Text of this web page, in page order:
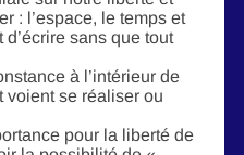
: l’espace, le temps et
sans que tout
à l’intérieur de
voient se réaliser ou
pour la liberté de